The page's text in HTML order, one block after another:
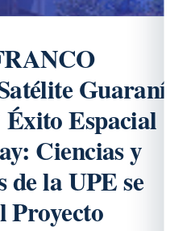
Guaraní
Espacial
Ciencias y
de la UPE se
Proyecto